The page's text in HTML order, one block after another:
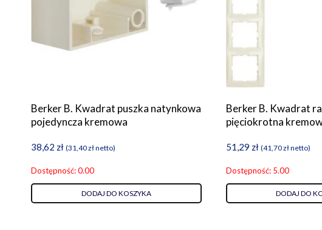
Berker B. Kwadrat puszka natynkowa
pojedyncza kremowa
38,62 zł (31,40złnetto)
Dostępność: 0.00
DODAJ DO KOSZYKA
Berker B. Kwadrat
pięciokrotna
51,29 zł (41,70złnetto)
Dostępność: 5.00
DODAJ DO